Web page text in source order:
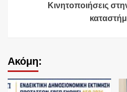
Κινητοποιήσεις
Ακόμη: